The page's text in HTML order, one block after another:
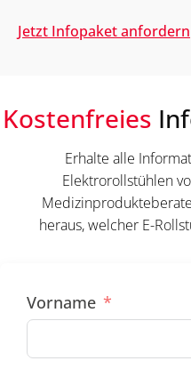
Jetzt Infopaket anfordern
Kostenfreies
Erhalte alle
Elektrorollstühlen
heraus, welcher E-
Vorname